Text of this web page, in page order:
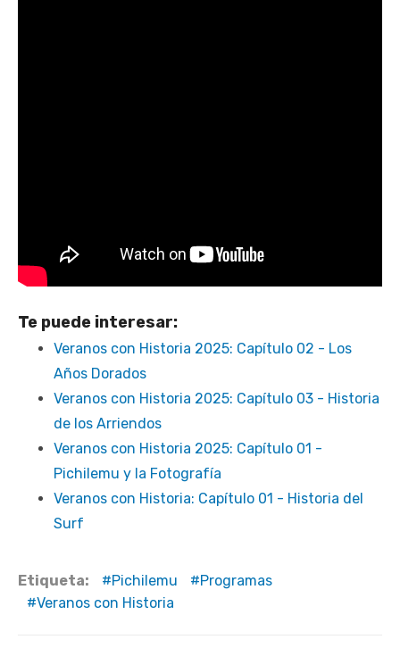
Te puede interesar:
Veranos con Historia 2025: Capítulo 02 - Los
Años Dorados
Veranos con Historia 2025: Capítulo 03 - Historia
de los Arriendos
Veranos con Historia 2025: Capítulo 01 -
Pichilemu y la Fotografía
Veranos con Historia: Capítulo 01 - Historia del
Surf
Etiqueta: Pichilemu
Programas
Veranos con Historia